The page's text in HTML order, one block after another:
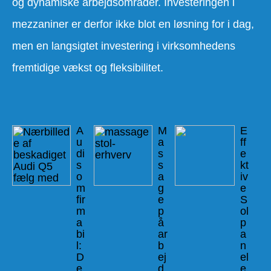
mezzaniner er derfor ikke blot en løsning for i dag,
men en langsigtet investering i virksomhedens
fremtidige vækst og fleksibilitet.
A
u
di
s
o
m
fir
m
a
bi
l:
D
e
M
a
s
s
a
g
e
p
å
ar
b
ej
d
E
ff
e
kt
iv
e
S
ol
p
a
n
el
e